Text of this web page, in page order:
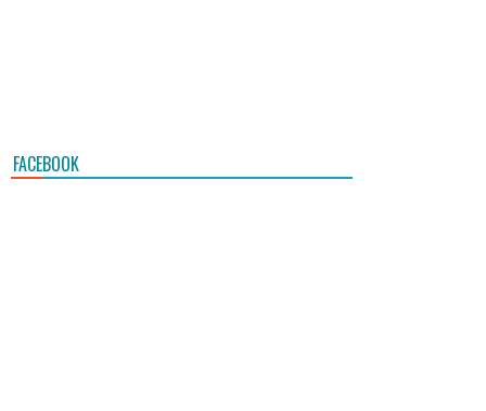
FACEBOOK